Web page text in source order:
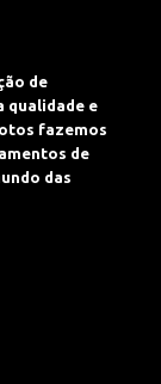
de
qualidade e
fazemos
de
das